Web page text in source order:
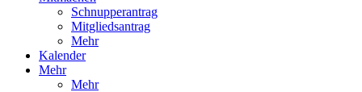
Schnupperantrag
Mitgliedsantrag
Mehr
Kalender
Mehr
Mehr